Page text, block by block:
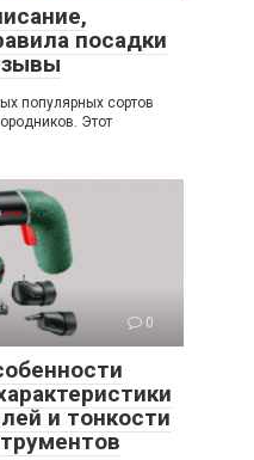
посадки
популярных сортов
Этот
0
и тонкости